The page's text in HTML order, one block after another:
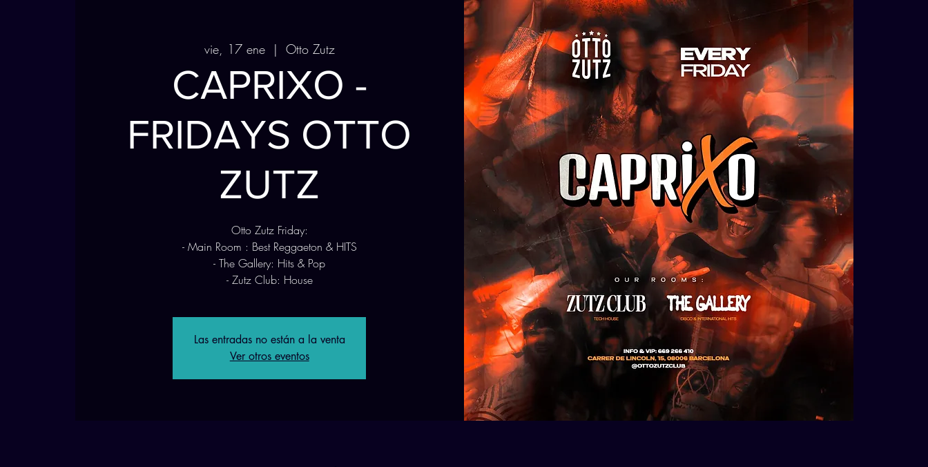
vie, 17 ene
  |
Otto Zutz
CAPRIXO -
FRIDAYS OTTO
ZUTZ
Otto Zutz Friday:
- Main Room : Best Reggaeton & HITS
- The Gallery: Hits & Pop
- Zutz Club: House
Las entradas no están a la venta
Ver otros eventos